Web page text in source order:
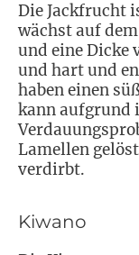
Die Jackfrucht
wächst auf
und eine Dicke
und hart und
haben einen
kann aufgrund
Lamellen
verdirbt.
Kiwano